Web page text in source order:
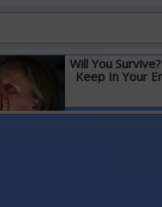
Will You
Keep In Your